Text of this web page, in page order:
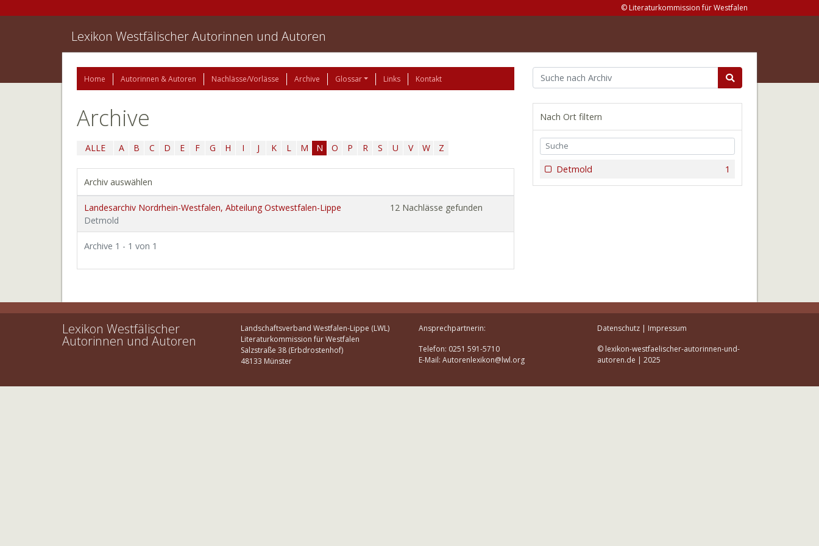
© Literaturkommission für Westfalen
Lexikon Westfälischer Autorinnen und Autoren
Home Autorinnen & Autoren Nachlässe/Vorlässe Archive Glossar Links Kontakt
Archive
ALLE A B C D E F G H I J K L M N O P R S U V W Z
Archiv auswählen
Landesarchiv Nordrhein-Westfalen, Abteilung Ostwestfalen-Lippe
Detmold
12 Nachlässe gefunden
Archive 1 - 1 von 1
Nach Ort filtern
1
Detmold
Lexikon Westfälischer
Autorinnen und Autoren
Landschaftsverband Westfalen-Lippe (LWL)
Literaturkommission für Westfalen
Salzstraße 38 (Erbdrostenhof)
48133 Münster
Ansprechpartnerin:
Telefon: 0251 591-5710
E-Mail: Autorenlexikon@lwl.org
Datenschutz| Impressum
© lexikon-westfaelischer-autorinnen-und-
autoren.de | 2025